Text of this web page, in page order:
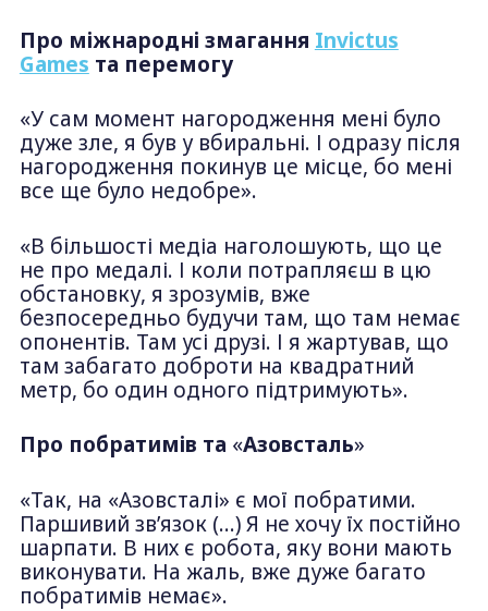
Про міжнародні змагання Invictus
Games та перемогу
«У сам момент нагородження мені було
дуже зле, я був у вбиральні. І одразу після
нагородження покинув це місце, бо мені
все ще було недобре».
«В більшості медіа наголошують, що це
не про медалі. І коли потрапляєш в цю
обстановку, я зрозумів, вже
безпосередньо будучи там, що там немає
опонентів. Там усі друзі. І я жартував, що
там забагато доброти на квадратний
метр, бо один одного підтримують».
Про побратимів та «Азовсталь»
«Так, на «Азовсталі» є мої побратими.
Паршивий зв’язок (…) Я не хочу їх постійно
шарпати. В них є робота, яку вони мають
виконувати. На жаль, вже дуже багато
побратимів немає».